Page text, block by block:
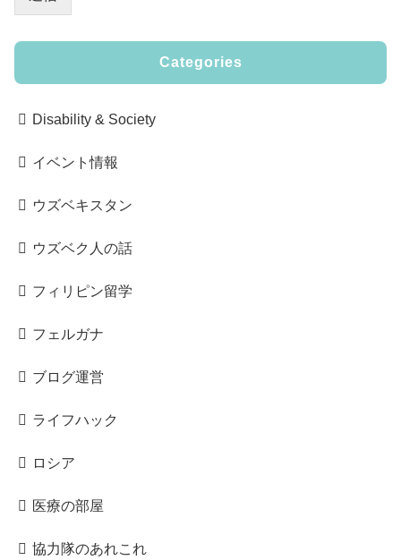
Categories
Disability & Society
イベント情報
ウズベキスタン
ウズベク人の話
フィリピン留学
フェルガナ
ブログ運営
ライフハック
ロシア
医療の部屋
協力隊のあれこれ